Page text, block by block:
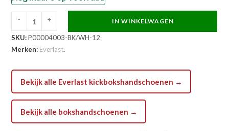
Everlast
Bokshandschoen
-
Pro
OG
Lace
- + IN WINKELWAGEN
SKU:P00004003-BK/WH-12
Merken: Everlast.
Bekijk alle Everlast kickbokshandschoenen →
Bekijk alle bokshandschoenen →